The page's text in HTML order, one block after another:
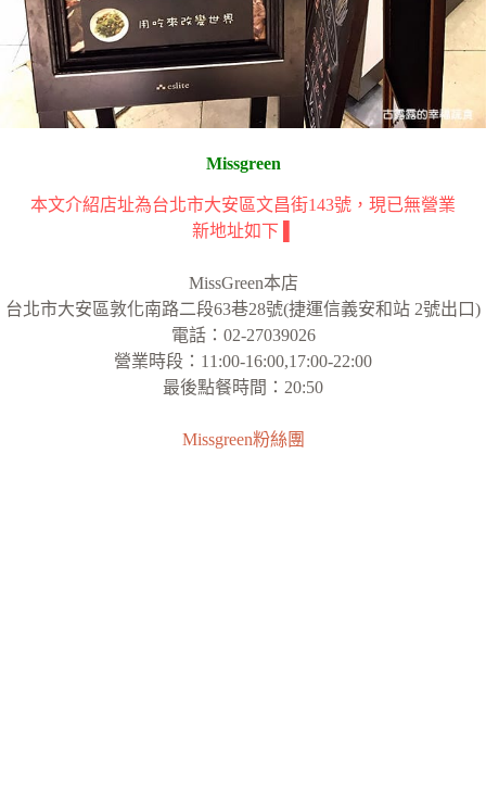
Missgreen
本文介紹店址為台北市大安區文昌街143號，現已無營業
新地址如下 ▌
MissGreen本店
台北市大安區敦化南路二段63巷28號(捷運信義安和站 2號出口)
電話：02-27039026
營業時段：11:00-16:00,17:00-22:00
最後點餐時間：20:50
Missgreen粉絲團